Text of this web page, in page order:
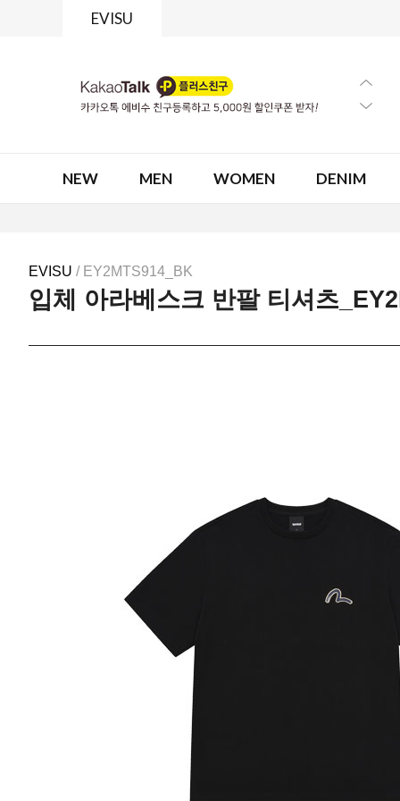
EVISU
NEW MEN WOMEN DENIM
EVISU / EY2MTS914_BK
입체 아라베스크 반팔 티셔츠